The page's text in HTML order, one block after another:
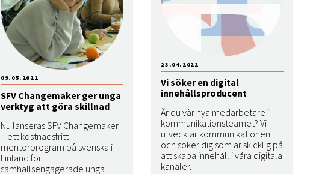
SFV Changemaker ger unga
verktyg att göra skillnad
Nu lanseras SFV Changemaker
– ett kostnadsfritt
mentorprogram på svenska i
Finland för
samhällsengagerade unga.
09.05.2022
Vi söker en digital
innehållsproducent
Är du vår nya medarbetare i
kommunikationsteamet? Vi
utvecklar kommunikationen
och söker dig som är skicklig på
att skapa innehåll i våra digitala
kanaler.
23.04.2022